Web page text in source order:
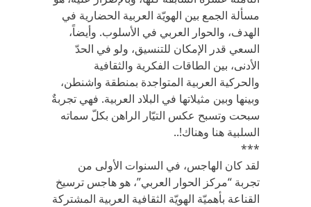
مسألة الجمع بين الهويّة العربية الحضارية في
الهدف،‎ والحوار العربي في الأسلوب. وأيضاً،
السعي قدر الإمكان للتنسيق، ولو في الحدّ
الأدنى، بين الطاقات الفكرية والثقافية
والحركية العربية المتواجدة بمنطقة واشنطن،
وبينها وبين مثيلاتها في البلاد العربية. فهي تجربةٌ
سبحت وتسبح عكس التيّار الراهن بكلّ سماته
السلبية هنا وهناك!..
***
لقد كان الهاجس، في السنوات الأولى من
تجربة “مركز الحوار العربي”، هو هاجس ترسيخ
القناعة بأهميّة الهويّة الثقافية العربية المشتركة